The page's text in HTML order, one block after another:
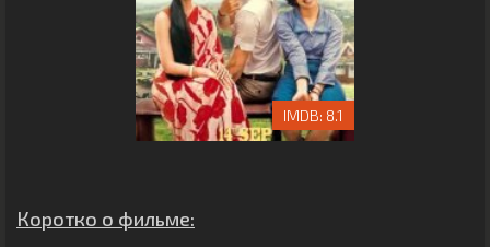
8.1
Коротко о фильме: